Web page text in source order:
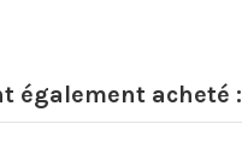
également acheté :